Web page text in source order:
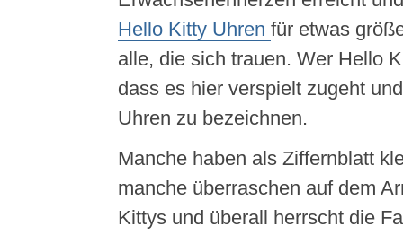
Hello Kitty Uhren für etwas
alle, die sich trauen. Wer Hello
dass es hier verspielt zugeht
Uhren zu bezeichnen.
Manche haben als Ziffernblatt
manche überraschen auf dem
Kittys und überall herrscht die